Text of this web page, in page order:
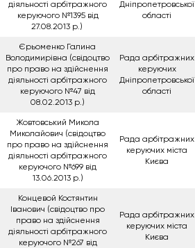
діяльності арбітражного
керуючого №1395 від
27.08.2013 р.)
Дніпропетровської
області
Єрьоменко Галина
Володимирівна (свідоцтво
про право на здійснення
діяльності арбітражного
керуючого №47 від
08.02.2013 р.)
Рада арбітражних
керуючих
Дніпропетровської
області
Жовтовський Микола
Миколайович (свідоцтво
про право на здійснення
діяльності арбітражного
керуючого №699 від
13.06.2013 р.)
Рада арбітражних
керуючих міста
Києва
Концевой Костянтин
Іванович (свідоцтво про
право на здійснення
діяльності арбітражного
керуючого №267 від
Рада арбітражних
керуючих міста
Києва